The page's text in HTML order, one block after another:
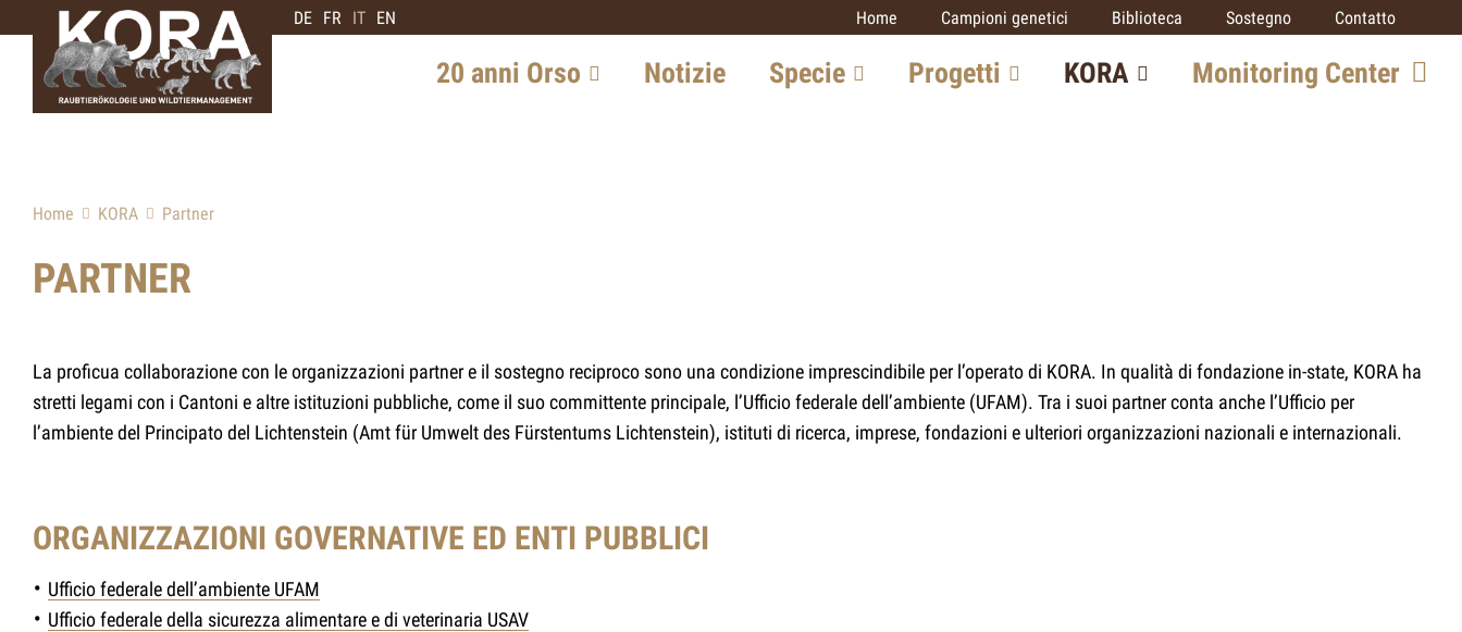
DE FR IT EN Home Campioni genetici Biblioteca Sostegno Contatto
20 anni Orso Notizie Specie Progetti
Altri progetti
KORA
Partner
Monitoring Center
Home KORA Partner
PARTNER
La proficua collaborazione con le organizzazioni partner e il sostegno reciproco sono una condizione imprescindibile per l’operato di KORA. In qualità di fondazione in-state, KORA ha
stretti legami con i Cantoni e altre istituzioni pubbliche, come il suo committente principale, l’Ufficio federale dell’ambiente (UFAM). Tra i suoi partner conta anche l’Ufficio per
l’ambiente del Principato del Lichtenstein (Amt für Umwelt des Fürstentums Lichtenstein), istituti di ricerca, imprese, fondazioni e ulteriori organizzazioni nazionali e internazionali.
ORGANIZZAZIONI GOVERNATIVE ED ENTI PUBBLICI
Ufficio federale dell’ambiente UFAM
Ufficio federale della sicurezza alimentare e di veterinaria USAV